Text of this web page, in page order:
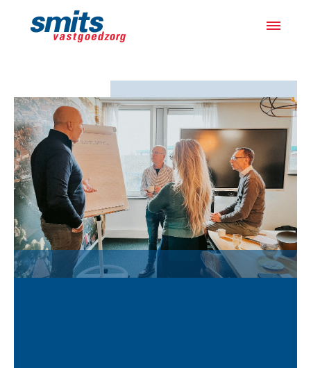
Projecten
Samen met bewoners
Over ons
Werken bij